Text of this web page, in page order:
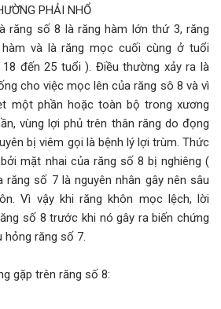
PHẢI NHỔ
răng số 8 là răng hàm lớn thứ 3, răng
và là răng mọc cuối cùng ở tuổi
đến 25 tuổi ). Điều thường xảy ra là
cho việc mọc lên của răng sô 8 và vì
một phần hoặc toàn bộ trong xương
vùng lợi phủ trên thân răng do đọng
bị viêm gọi là bệnh lý lợi trùm. Thức
mặt nhai của răng số 8 bị nghiêng (
số 7 là nguyên nhân gây nên sâu
Vì vậy khi răng khôn mọc lệch, lời
số 8 trước khi nó gây ra biến chứng
hỏng răng số 7.
gặp trên răng số 8: